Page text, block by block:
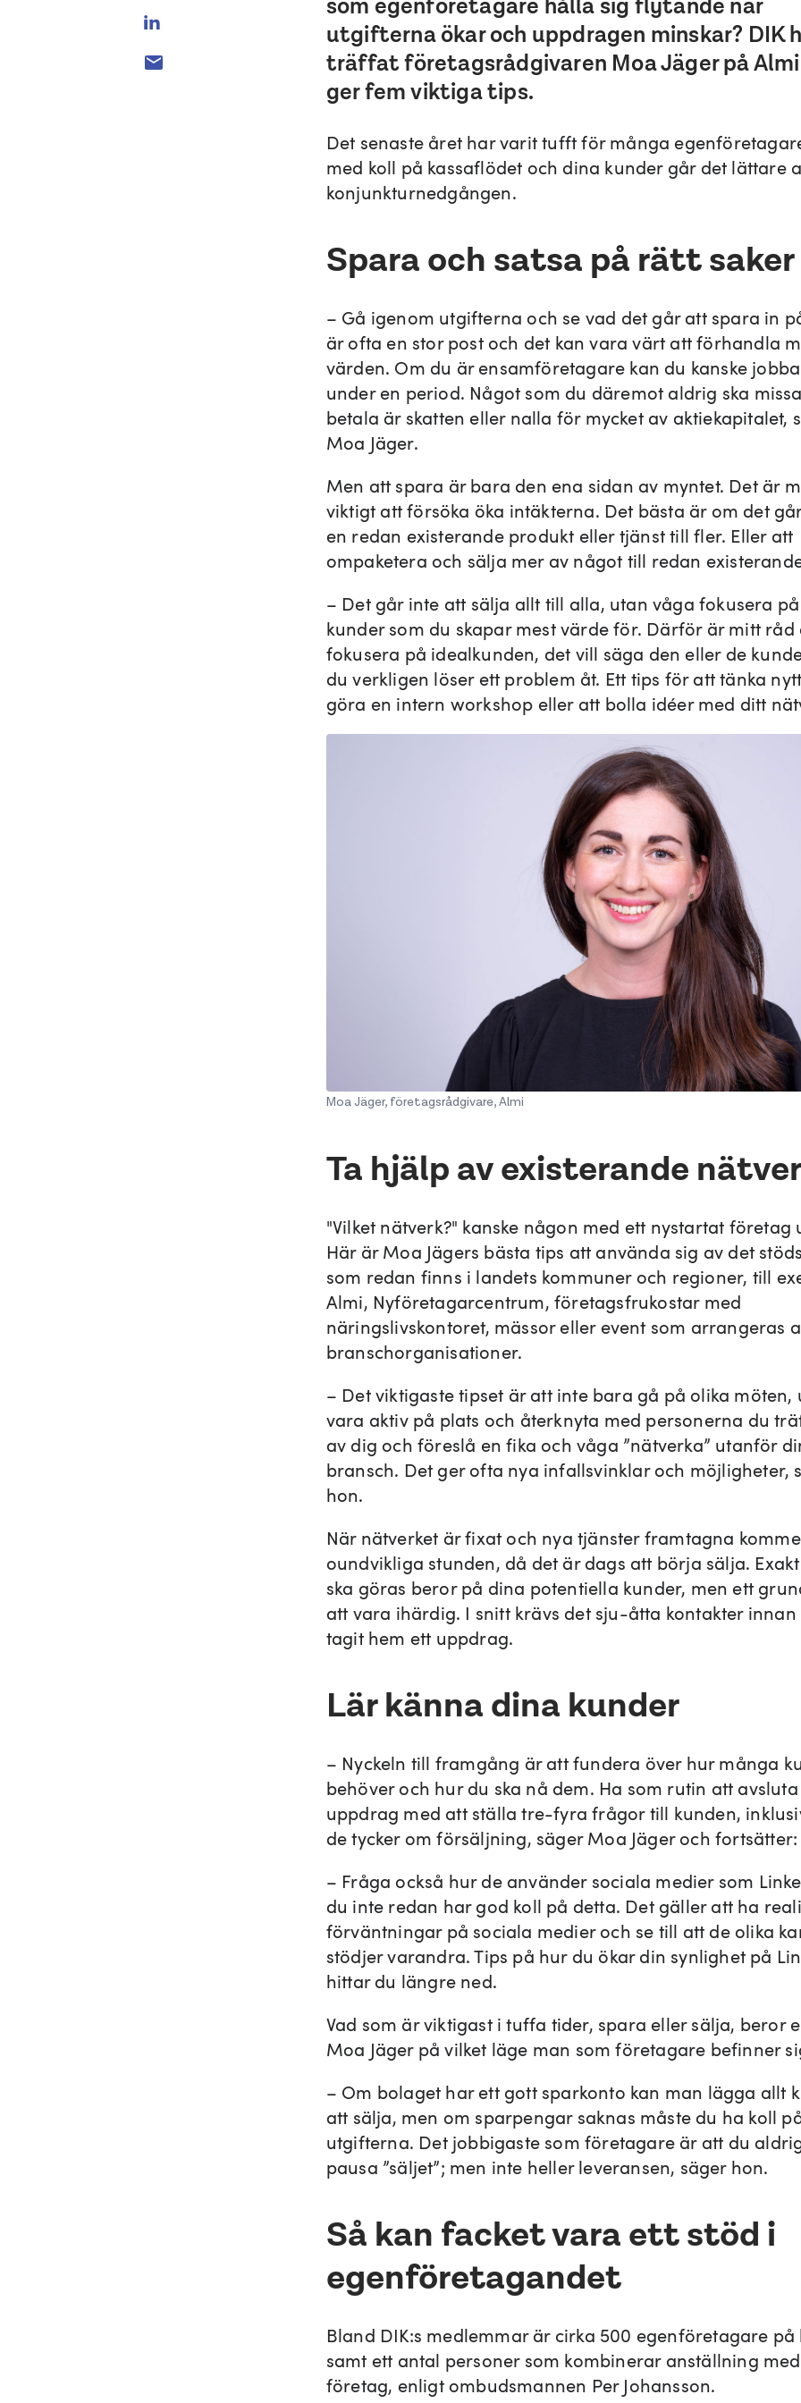
som egenföretagare hålla sig flytande när
utgifterna ökar och uppdragen minskar? DIK
träffat företagsrådgivaren Moa Jäger på
ger fem viktiga tips.
Det senaste året har varit tufft för många
med koll på kassaflödet och dina kunder går det lättare
konjunkturnedgången.
Spara och satsa på rätt saker
– Gå igenom utgifterna och se vad det går att spara in
är ofta en stor post och det kan vara värt att förhandla
värden. Om du är ensamföretagare kan du kanske
under en period. Något som du däremot aldrig ska
betala är skatten eller nalla för mycket av aktiekapitalet,
Moa Jäger.
Men att spara är bara den ena sidan av myntet. Det är
viktigt att försöka öka intäkterna. Det bästa är om det
en redan existerande produkt eller tjänst till fler. Eller att
ompaketera och sälja mer av något till redan
– Det går inte att sälja allt till alla, utan våga fokusera
kunder som du skapar mest värde för. Därför är mitt råd
fokusera på idealkunden, det vill säga den eller de
du verkligen löser ett problem åt. Ett tips för att tänka
göra en intern workshop eller att bolla idéer med ditt
Moa Jäger, företagsrådgivare, Almi
Ta hjälp av existerande
"Vilket nätverk?" kanske någon med ett nystartat företag
Här är Moa Jägers bästa tips att använda sig av det
som redan finns i landets kommuner och regioner, till
Almi, Nyföretagarcentrum, företagsfrukostar med
näringslivskontoret, mässor eller event som arrangeras
branschorganisationer.
– Det viktigaste tipset är att inte bara gå på olika möten,
vara aktiv på plats och återknyta med personerna du
av dig och föreslå en fika och våga ”nätverka” utanför
bransch. Det ger ofta nya infallsvinklar och möjligheter,
hon.
När nätverket är fixat och nya tjänster framtagna
oundvikliga stunden, då det är dags att börja sälja.
ska göras beror på dina potentiella kunder, men ett
att vara ihärdig. I snitt krävs det sju-åtta kontakter
tagit hem ett uppdrag.
Lär känna dina kunder
– Nyckeln till framgång är att fundera över hur många
behöver och hur du ska nå dem. Ha som rutin att
uppdrag med att ställa tre-fyra frågor till kunden,
de tycker om försäljning, säger Moa Jäger och fortsätter:
– Fråga också hur de använder sociala medier som
du inte redan har god koll på detta. Det gäller att ha
förväntningar på sociala medier och se till att de olika
stödjer varandra. Tips på hur du ökar din synlighet på
hittar du längre ned.
Vad som är viktigast i tuffa tider, spara eller sälja, beror
Moa Jäger på vilket läge man som företagare befinner
– Om bolaget har ett gott sparkonto kan man lägga allt
att sälja, men om sparpengar saknas måste du ha koll
utgifterna. Det jobbigaste som företagare är att du
pausa ”säljet”; men inte heller leveransen, säger hon.
Så kan facket vara ett stöd i
egenföretagandet
Bland DIK:s medlemmar är cirka 500 egenföretagare
samt ett antal personer som kombinerar anställning
företag, enligt ombudsmannen Per Johansson.